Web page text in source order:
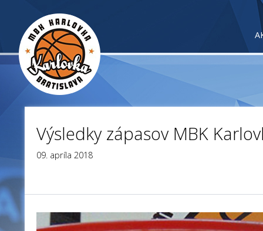
Výsledky zápasov MBK
09. apríla 2018